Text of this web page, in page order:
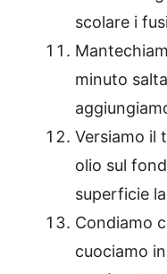
scolare i
minuto
Versiamo il
olio sul
superficie la
Condiamo
cuociamo in